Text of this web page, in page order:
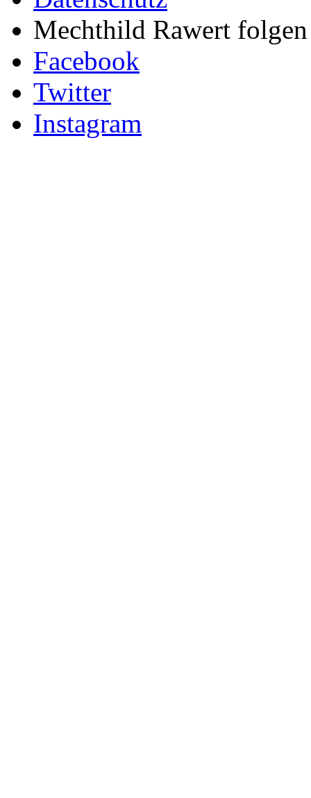
Mechthild Rawert
Facebook
Twitter
Instagram